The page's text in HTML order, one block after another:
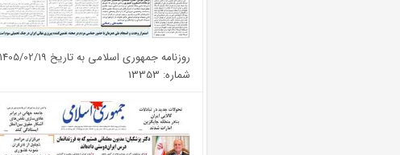
روزنامه جمهوری اسلامی به تاریخ 1405/02/19
شماره: 13353